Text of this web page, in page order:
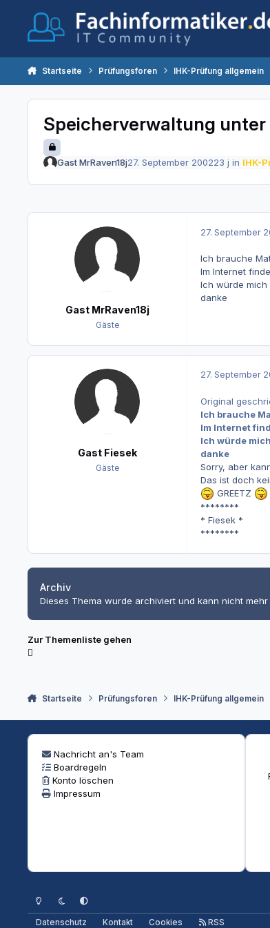
Startseite Prüfungsforen IHK-Prüfung allgemein
Speicherverwaltung
Gast MrRaven18j27. September 200223 j in IHK-
Gast MrRaven18j
Gäste
27. September
Ich brauche
Im Internet
Ich würde
danke
Gast Fiesek
Gäste
27. September
Original
Ich brauche
Im Internet
Ich würde
danke
Sorry, aber
Das ist doch
GREETZ
********
* Fiesek *
********
Archiv
Dieses Thema wurde archiviert und kann nicht
Zur Themenliste gehen
Startseite Prüfungsforen IHK-Prüfung allgemein
Nachricht an's Team
Boardregeln
Konto löschen
Impressum
Heller ModusDunkler Modus
Systemeinstellung
Datenschutz Kontakt Cookies RSS